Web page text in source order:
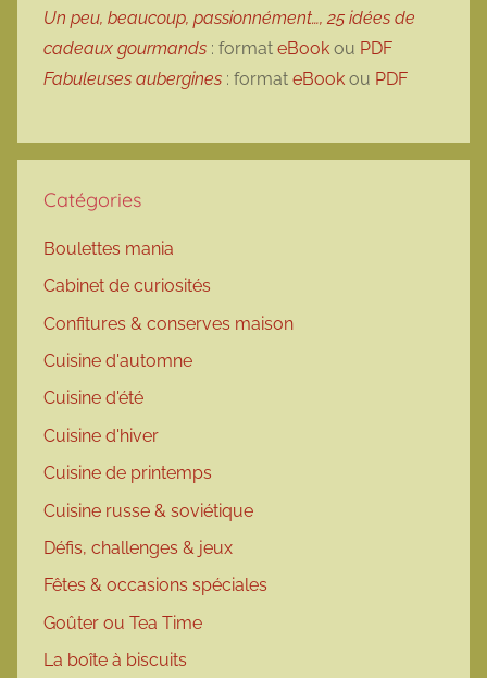
Un peu, beaucoup, passionnément…, 25 idées de
cadeaux gourmands : format eBook ou PDF
Fabuleuses aubergines : format eBook ou PDF
Catégories
Boulettes mania
Cabinet de curiosités
Confitures & conserves maison
Cuisine d'automne
Cuisine d'été
Cuisine d'hiver
Cuisine de printemps
Cuisine russe & soviétique
Défis, challenges & jeux
Fêtes & occasions spéciales
Goûter ou Tea Time
La boîte à biscuits